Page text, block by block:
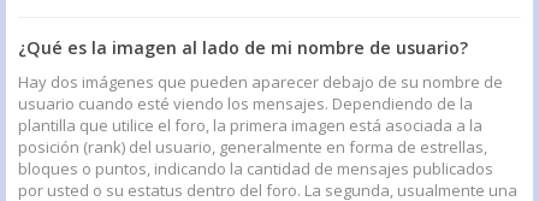
¿Qué es la imagen al lado de mi nombre de usuario?
Hay dos imágenes que pueden aparecer debajo de su nombre de
usuario cuando esté viendo los mensajes. Dependiendo de la
plantilla que utilice el foro, la primera imagen está asociada a la
posición (rank) del usuario, generalmente en forma de estrellas,
bloques o puntos, indicando la cantidad de mensajes publicados
por usted o su estatus dentro del foro. La segunda, usualmente una